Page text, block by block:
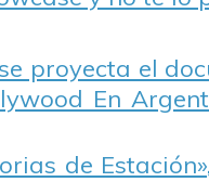
proyecta el
En
de